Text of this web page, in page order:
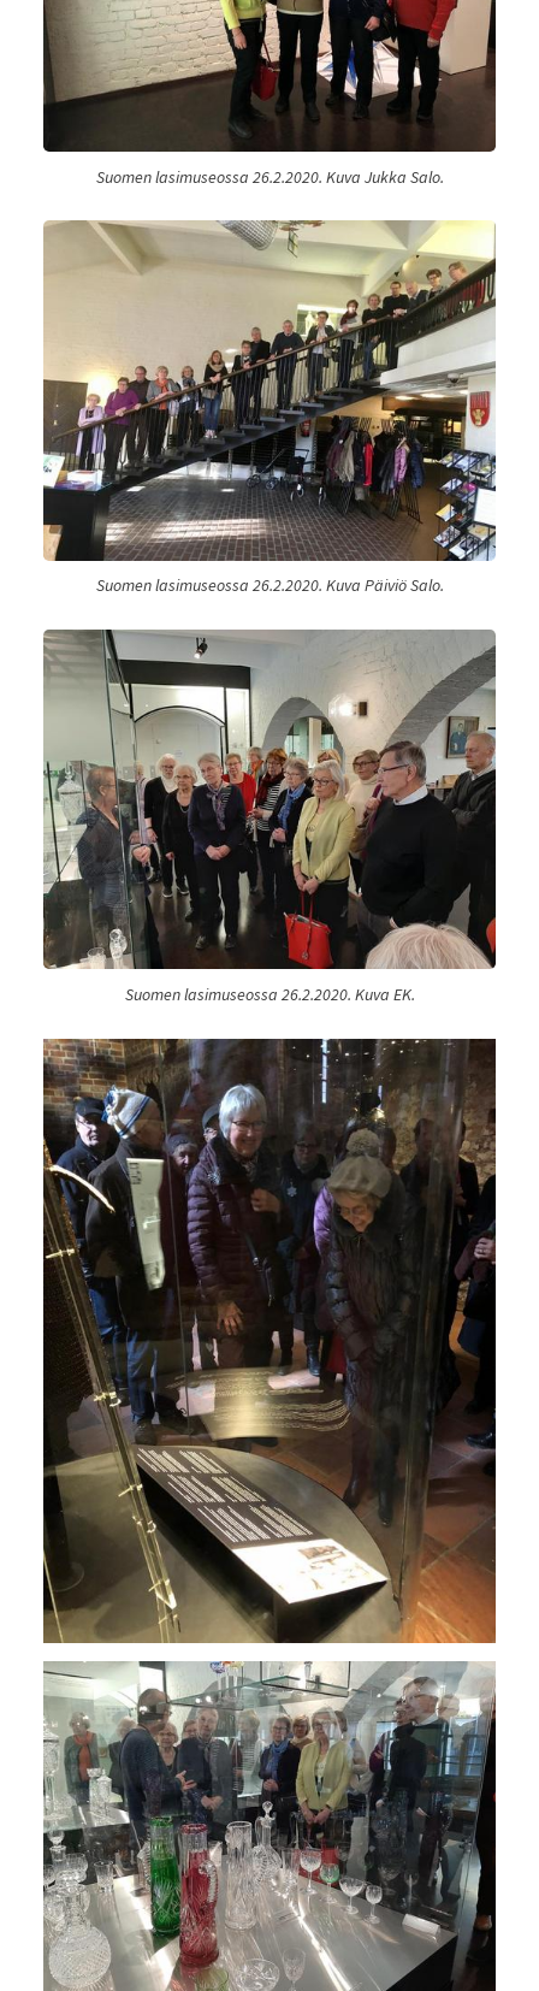
Suomen lasimuseossa 26.2.2020. Kuva Jukka Salo.
Suomen lasimuseossa 26.2.2020. Kuva Päiviö Salo.
Suomen lasimuseossa 26.2.2020. Kuva EK.